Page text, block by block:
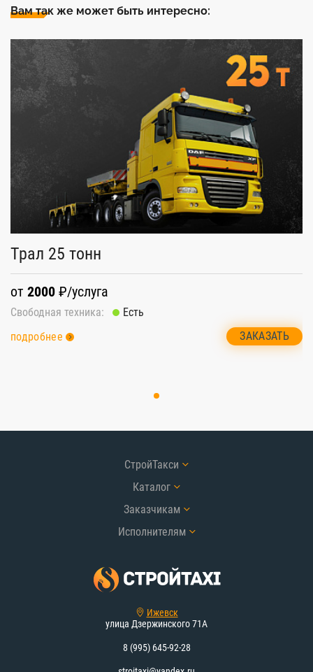
Вам так же может быть интересно:
Трал 25 тонн
от 2000 ₽/услуга
Свободная техника:
Есть
подробнее
ЗАКАЗАТЬ
СтройТакси
Каталог
Заказчикам
Исполнителям
Ижевск
улица Дзержинского 71А
8 (995) 645-92-28